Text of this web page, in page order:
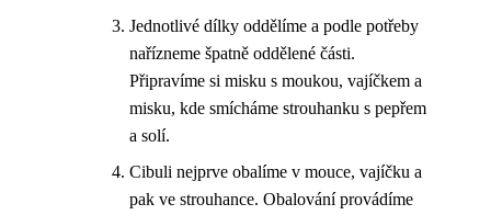
Jednotlivé dílky oddělíme a podle potřeby
nařízneme špatně oddělené části.
Připravíme si misku s moukou, vajíčkem a
misku, kde smícháme strouhanku s pepřem
a solí.
Cibuli nejprve obalíme v mouce, vajíčku a
pak ve strouhance. Obalování provádíme